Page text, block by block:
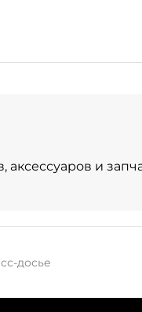
аксессуаров и
досье